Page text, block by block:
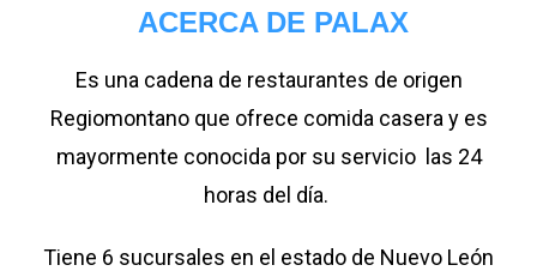
ACERCA DE PALAX
Es una cadena de restaurantes de origen
Regiomontano que ofrece comida casera y es
mayormente conocida por su servicio las 24
horas del día.
Tiene 6 sucursales en el estado de Nuevo León